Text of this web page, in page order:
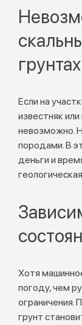
грунтах
Если на
известняк
невозможно.
породами. В
деньги и
Хотя
погоду, чем
ограничения.
грунт